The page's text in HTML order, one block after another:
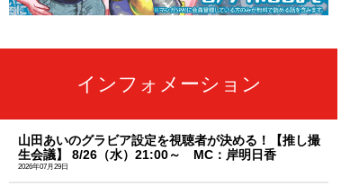
インフォメーション
山田あいのグラビア設定を視聴者が決める！【推し撮
生会議】 8/26（水）21:00～ MC：岸明日香
2026年07月29日